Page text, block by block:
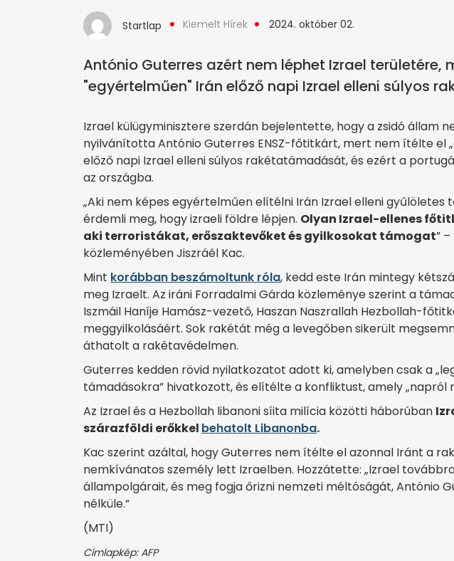
Startlap Kiemelt Hírek 2024. október 02.
António Guterres azért nem léphet Izrael területére,
"egyértelműen" Irán előző napi Izrael elleni súlyos
Izrael külügyminisztere szerdán bejelentette, hogy a zsidó állam
nyilvánította António Guterres ENSZ-főtitkárt, mert nem ítélte el
előző napi Izrael elleni súlyos rakétatámadását, és ezért a
az országba.
„Aki nem képes egyértelműen elítélni Irán Izrael elleni gyűlöletes
érdemli meg, hogy izraeli földre lépjen. Olyan Izrael-ellenes
aki terroristákat, erőszaktevőket és gyilkosokat támogat”
közleményében Jiszráél Kac.
Mint korábban beszámoltunk róla, kedd este Irán mintegy
meg Izraelt. Az iráni Forradalmi Gárda közleménye szerint a
Iszmáil Haníje Hamász-vezető, Haszan Naszrallah Hezbollah-
meggyilkolásáért. Sok rakétát még a levegőben sikerült
áthatolt a rakétavédelmen.
Guterres kedden rövid nyilatkozatot adott ki, amelyben csak a
támadásokra” hivatkozott, és elítélte a konfliktust, amely „napról
Az Izrael és a Hezbollah libanoni síita milícia közötti háborúban
szárazföldi erőkkel behatolt Libanonba.
Kac szerint azáltal, hogy Guterres nem ítélte el azonnal Iránt a
nemkívánatos személy lett Izraelben. Hozzátette: „Izrael
állampolgárait, és meg fogja őrizni nemzeti méltóságát, António
nélküle.”
(MTI)
Címlapkép: AFP